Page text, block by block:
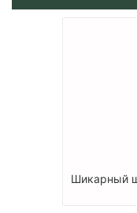
Шикарный